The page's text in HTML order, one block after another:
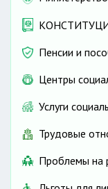
Пенсии и
Центры
Услуги
Трудовые
Проблемы на